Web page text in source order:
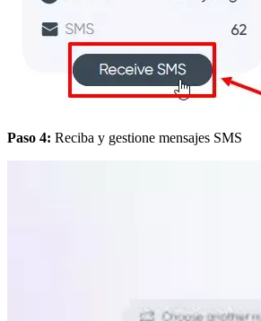
Paso 4: Reciba y gestione mensajes SMS